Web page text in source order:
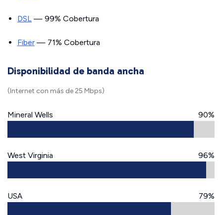
DSL — 99% Cobertura
Fiber — 71% Cobertura
Disponibilidad de banda ancha
(Internet con más de 25 Mbps)
Mineral Wells 90%
West Virginia 96%
USA 79%